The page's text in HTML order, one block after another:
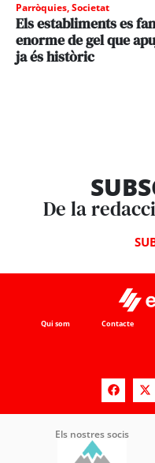
Parròquies,Societat
Els establiments es
enorme de gel que
ja és històric
De la
Qui som Contacte
Els nostres socis